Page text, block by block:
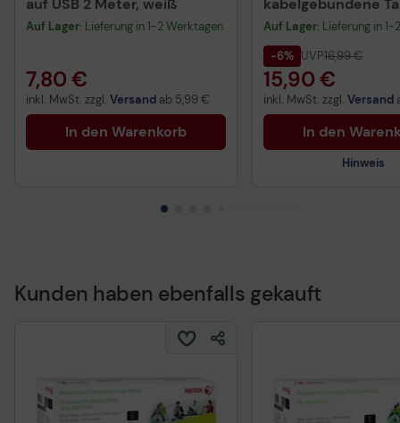
auf USB 2 Meter, weiß
Auf Lager: Lieferung in 1-2 Werktagen
7,80 €
inkl. MwSt. zzgl. Versand ab 5,99 €
In den Warenkorb
kabelgebundene
QWERTZ DE -
Auf Lager: Lieferung in
-6% UVP16,99 €
15,90 €
inkl. MwSt. zzgl. Versand
In den
Hinweis
Technisches
Kunden haben ebenfalls gekauft